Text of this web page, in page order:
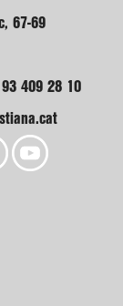
67-69
409 28 10